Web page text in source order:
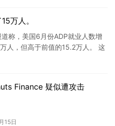
万人。
称，美国6月份ADP就业人数增
人，但高于前值的15.2万人。 这
…
Finance 疑似遭攻击
15日